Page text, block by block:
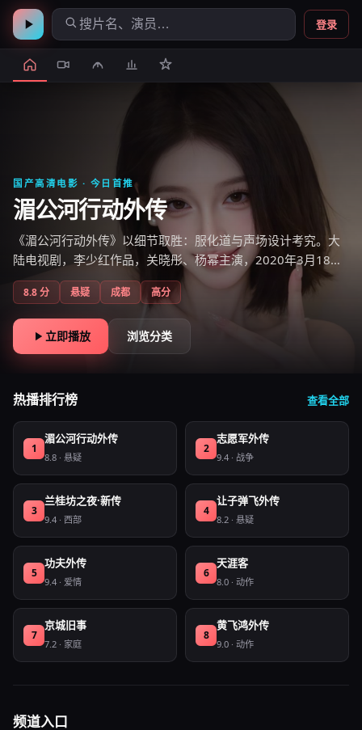
登录
国产高清电影 · 今日首推
湄公河行动外传
《湄公河行动外传》以细节取胜：服化道与声场设计考究。大
陆电视剧，李少红作品，关晓彤、杨幂主演，2020年3月18日
上线，国产电影免费在线观看高清即点即播。
8.8分 悬疑 成都 高分
立即播放 浏览分类
热播排行榜 查看全部
1
湄公河行动外传
8.8 · 悬疑
2
志愿军外传
9.4 · 战争
3
兰桂坊之夜·新传
9.4 · 西部
4
让子弹飞外传
8.2 · 悬疑
5
功夫外传
9.4 · 爱情
6
天涯客
8.0 · 动作
7
京城旧事
7.2 · 家庭
8
黄飞鸿外传
9.0 · 动作
频道入口